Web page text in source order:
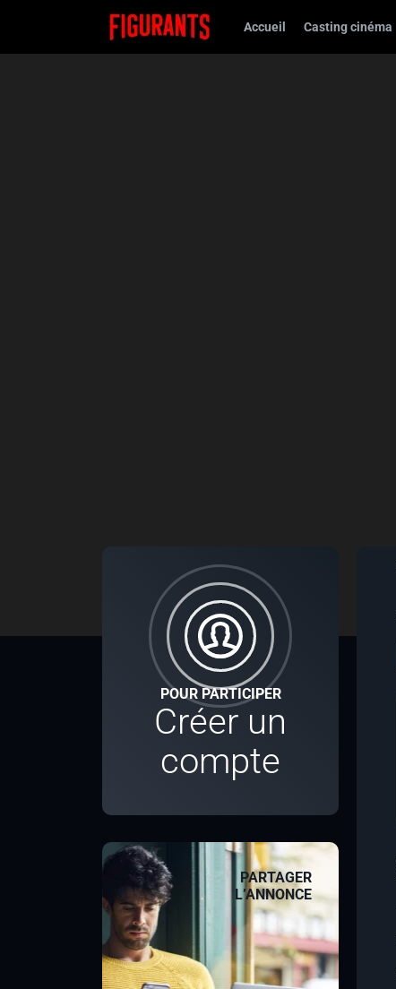
Accueil Casting cinéma
POUR PARTICIPER
Créer un
compte
PARTAGER
L’ANNONCE